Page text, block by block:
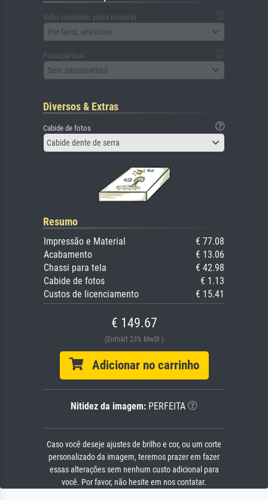
Vidro (incluindo placa traseira)
Por favor, selecione
Passepartout
Sem passepartout
Diversos & Extras
Cabide de fotos
Cabide dente de serra
Resumo
Impressão e Material
€ 77.08
Acabamento
€ 13.06
Chassi para tela
€ 42.98
Cabide de fotos
€ 1.13
Custos de licenciamento
€ 15.41
€ 149.67
(Enthält 23% MwSt.)
Adicionar no carrinho
Nitidez da imagem: PERFEITA
Caso você deseje ajustes de brilho e cor, ou um corte
personalizado da imagem, teremos prazer em fazer
essas alterações sem nenhum custo adicional para
você. Por favor, não hesite em nos contatar.